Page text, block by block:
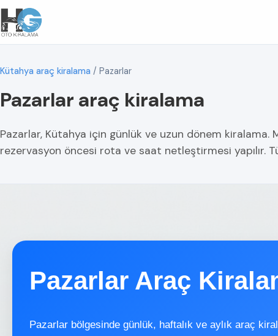
Kütahya araç kiralama / Pazarlar
Pazarlar araç kiralama
Pazarlar, Kütahya için günlük ve uzun dönem kiralama.
rezervasyon öncesi rota ve saat netleştirmesi yapılır.
Pazarlar Araç
Pazarlar bölgesinde günlük, haftalık ve aylık araç